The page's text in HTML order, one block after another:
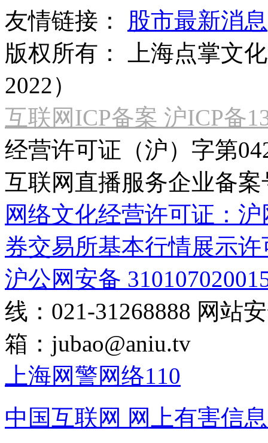
友情链接：
股市最新消息
版权所有：
上海点掌文
2022）
互联网ICP备案 沪ICP备
经营许可证（沪）字第
互联网直播服务企业备案
网络文化经营许可证：
券交易所基本行情展示许
沪公网安备
线：021-31268888 网站
箱： jubao@aniu.tv
上海网警网络110
中国互联网 网上有害信